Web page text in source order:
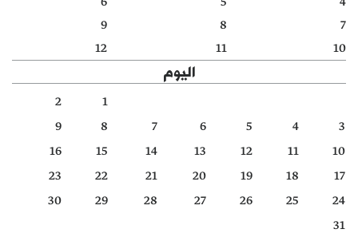
دفاتر
الأرشيف
7
8
9
10
11
12
اليوم
1
2
3
4
5
6
7
8
9
10
11
12
13
14
15
16
17
18
19
20
21
22
23
24
25
26
27
28
29
30
31